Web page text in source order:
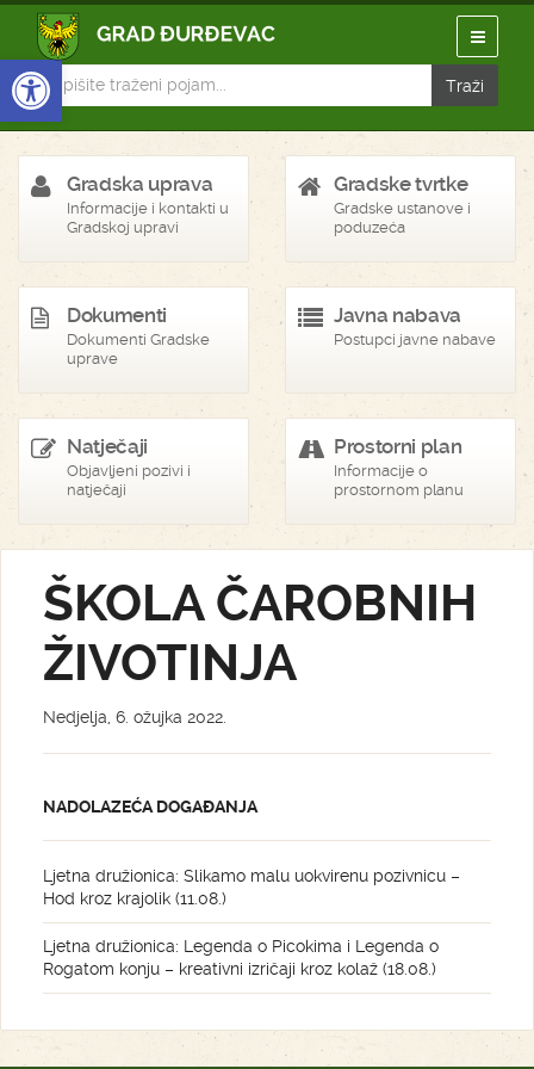
Open toolbar
Gradska uprava
Informacije i kontakti u
Gradskoj upravi
Gradske tvrtke
Gradske ustanove i
poduzeća
Dokumenti
Dokumenti Gradske
uprave
Javna nabava
Postupci javne nabave
Natječaji
Objavljeni pozivi i
natječaji
Prostorni plan
Informacije o
prostornom planu
ŠKOLA ČAROBNIH
ŽIVOTINJA
Nedjelja, 6. ožujka 2022.
NADOLAZEĆA DOGAĐANJA
Ljetna družionica: Slikamo malu uokvirenu pozivnicu –
Hod kroz krajolik (11.08.)
Ljetna družionica: Legenda o Picokima i Legenda o
Rogatom konju – kreativni izričaji kroz kolaž (18.08.)